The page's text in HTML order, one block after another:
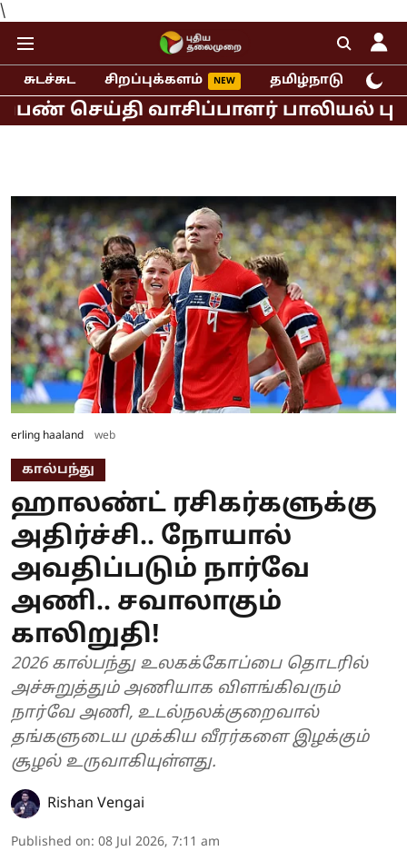
\
சுடச்சுட சிறப்புக்களம் தமிழ்நாடு
வாசிப்பாளர் பாலியல் புகார்!
erling haaland web
கால்பந்து
ஹாலண்ட் ரசிகர்களுக்கு
அதிர்ச்சி.. நோயால்
அவதிப்படும் நார்வே
அணி.. சவாலாகும்
காலிறுதி!
2026 கால்பந்து உலகக்கோப்பை தொடரில்
அச்சுறுத்தும் அணியாக விளங்கிவரும்
நார்வே அணி, உடல்நலக்குறைவால்
தங்களுடைய முக்கிய வீரர்களை இழக்கும்
சூழல் உருவாகியுள்ளது.
Rishan Vengai
Published on: 08 Jul 2026, 7:11 am